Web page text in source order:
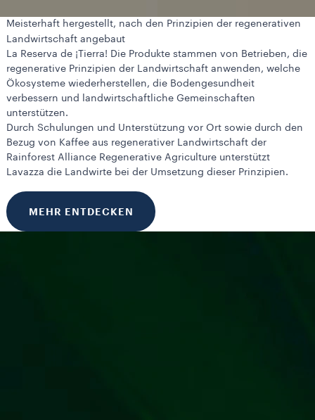
Meisterhaft hergestellt, nach den Prinzipien der regenerativen
Landwirtschaft angebaut
La Reserva de ¡Tierra! Die Produkte stammen von Betrieben, die
regenerative Prinzipien der Landwirtschaft anwenden, welche
Ökosysteme wiederherstellen, die Bodengesundheit
verbessern und landwirtschaftliche Gemeinschaften
unterstützen.
Durch Schulungen und Unterstützung vor Ort sowie durch den
Bezug von Kaffee aus regenerativer Landwirtschaft der
Rainforest Alliance Regenerative Agriculture unterstützt
Lavazza die Landwirte bei der Umsetzung dieser Prinzipien.
MEHR ENTDECKEN